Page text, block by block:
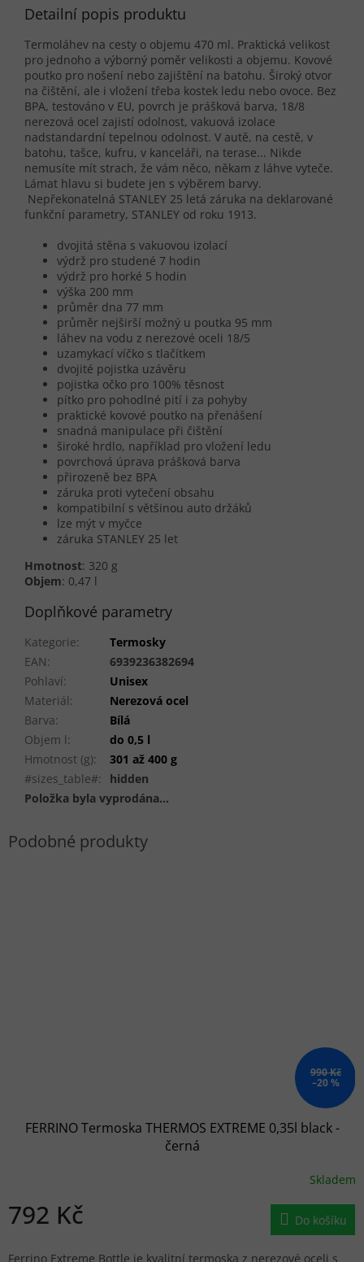
Detailní popis produktu
Termoláhev na cesty o objemu 470 ml. Praktická velikost
pro jednoho a výborný poměr velikosti a objemu. Kovové
poutko pro nošení nebo zajištění na batohu. Široký otvor
na čištění, ale i vložení třeba kostek ledu nebo ovoce. Bez
BPA, testováno v EU, povrch je prášková barva, 18/8
nerezová ocel zajistí odolnost, vakuová izolace
nadstandardní tepelnou odolnost. V autě, na cestě, v
batohu, tašce, kufru, v kanceláři, na terase... Nikde
nemusíte mít strach, že vám něco, někam z láhve vyteče.
Lámat hlavu si budete jen s výběrem barvy.
Nepřekonatelná STANLEY 25 letá záruka na deklarované
funkční parametry, STANLEY od roku 1913.
dvojitá stěna s vakuovou izolací
výdrž pro studené 7 hodin
výdrž pro horké 5 hodin
výška 200 mm
průměr dna 77 mm
průměr nejširší možný u poutka 95 mm
láhev na vodu z nerezové oceli 18/5
uzamykací víčko s tlačítkem
dvojité pojistka uzávěru
pojistka očko pro 100% těsnost
pítko pro pohodlné pití i za pohyby
praktické kovové poutko na přenášení
snadná manipulace při čištění
široké hrdlo, například pro vložení ledu
povrchová úprava prášková barva
přirozeně bez BPA
záruka proti vytečení obsahu
kompatibilní s většinou auto držáků
lze mýt v myčce
záruka STANLEY 25 let
Hmotnost: 320 g
Objem: 0,47 l
Doplňkové parametry
Kategorie:
Termosky
EAN:
6939236382694
Pohlaví:
Unisex
Materiál:
Nerezová ocel
Barva:
Bílá
Objem l:
do 0,5 l
Hmotnost (g):
301 až 400 g
#sizes_table#:
hidden
Položka byla vyprodána…
990 Kč
–20 %
FERRINO Termoska THERMOS EXTREME 0,35l black -
černá
Skladem
792 Kč Do košíku
Ferrino Extreme Bottle je kvalitní termoska z nerezové oceli s